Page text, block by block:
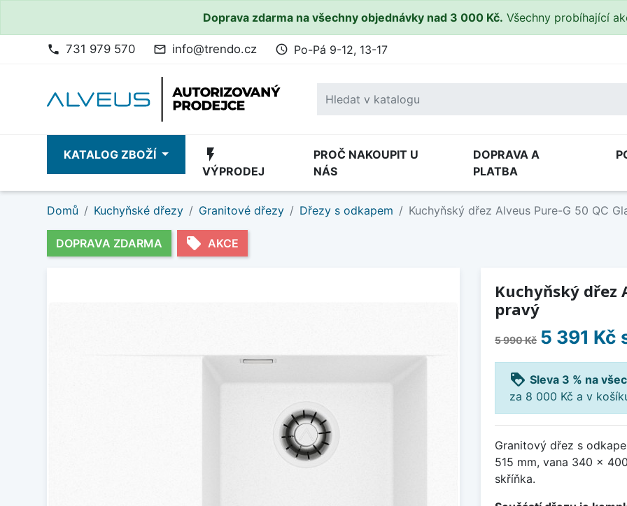
Doprava zdarma na všechny objednávky nad 3 000 Kč. Všechny probíhající
phone 731 979 570 mail_outline info@trendo.cz access_time Po-Pá 9-12, 13-17
KATALOG ZBOŽÍ flash_on
VÝPRODEJ
PROČ NAKOUPIT U
NÁS
DOPRAVA A
PLATBA
Domů Kuchyňské dřezy Granitové dřezy Dřezy s odkapem Kuchyňský dřez Alveus Pure-G 50 QC
DOPRAVA ZDARMA local_offer AKCE
Kuchyňský dřez
pravý
5 990 Kč 5 391 Kč
loyalty Sleva 3 % na
za 8 000 Kč a v
Granitový dřez s
515 mm, vana 340 x
skříňka.